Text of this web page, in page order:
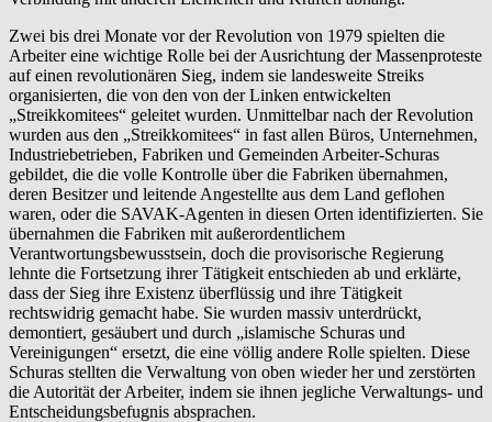
Zwei bis drei Monate vor der Revolution von 1979 spielten die
Arbeiter eine wichtige Rolle bei der Ausrichtung der Massenproteste
auf einen revolutionären Sieg, indem sie landesweite Streiks
organisierten, die von den von der Linken entwickelten
„Streikkomitees“ geleitet wurden. Unmittelbar nach der Revolution
wurden aus den „Streikkomitees“ in fast allen Büros, Unternehmen,
Industriebetrieben, Fabriken und Gemeinden Arbeiter-Schuras
gebildet, die die volle Kontrolle über die Fabriken übernahmen,
deren Besitzer und leitende Angestellte aus dem Land geflohen
waren, oder die SAVAK-Agenten in diesen Orten identifizierten. Sie
übernahmen die Fabriken mit außerordentlichem
Verantwortungsbewusstsein, doch die provisorische Regierung
lehnte die Fortsetzung ihrer Tätigkeit entschieden ab und erklärte,
dass der Sieg ihre Existenz überflüssig und ihre Tätigkeit
rechtswidrig gemacht habe. Sie wurden massiv unterdrückt,
demontiert, gesäubert und durch „islamische Schuras und
Vereinigungen“ ersetzt, die eine völlig andere Rolle spielten. Diese
Schuras stellten die Verwaltung von oben wieder her und zerstörten
die Autorität der Arbeiter, indem sie ihnen jegliche Verwaltungs- und
Entscheidungsbefugnis absprachen.